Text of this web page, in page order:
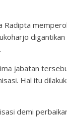
Radipta
jabatan
Hal itu
demi